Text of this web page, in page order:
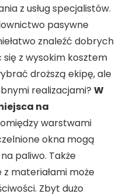
z usług specjalistów.
pasywne
znaleźć dobrych
z wysokim kosztem
droższą ekipę, ale
realizacjami? W
na
warstwami
okna mogą
paliwo. Także
z materiałami może
Zbyt dużo